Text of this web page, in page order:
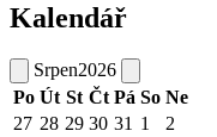
Kalendář
Srpen2026
Po Út St Čt Pá So Ne
27 28 29 30 31 1
2